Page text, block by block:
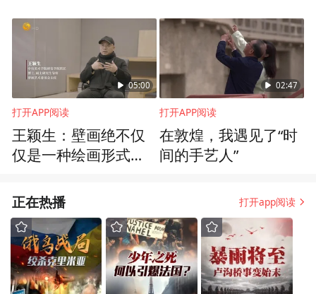
留住了自然奇迹
05:00
打开APP阅读
王颖生：壁画绝不仅
仅是一种绘画形式，
宝贵财富
02:47
打开APP阅读
在敦煌，我遇见了“时
间的手艺人”
正在热播 打开app阅读